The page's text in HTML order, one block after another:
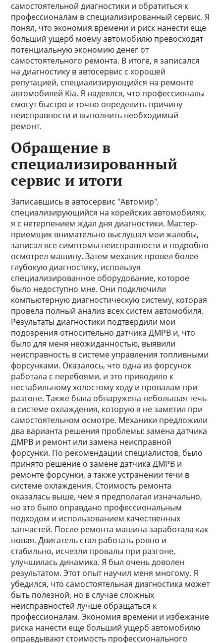
самостоятельной диагностики и обратиться к
профессионалам в специализированный сервис. Я
понял, что экономия времени и риск нанести еще
больший ущерб моему автомобилю превосходят
потенциальную экономию денег от
самостоятельного ремонта. В итоге, я записался
на диагностику в автосервис с хорошей
репутацией, специализирующийся на ремонте
автомобилей Kia. Я надеялся, что профессионалы
смогут быстро и точно определить причину
неисправности и выполнить необходимый
ремонт.
Обращение в
специализированный
сервис и итоги
Записавшись в автосервис "Автомир",
специализирующийся на корейских автомобилях,
я с нетерпением ждал дня диагностики. Мастер-
приемщик внимательно выслушал мои жалобы,
записал все симптомы неисправности и подробно
осмотрел машину. Затем механик провел более
глубокую диагностику, используя
специализированное оборудование, которое
было недоступно мне. Они подключили
компьютерную диагностическую систему, которая
провела полный анализ всех систем автомобиля.
Результаты диагностики подтвердили мои
подозрения относительно датчика ДМРВ и, что
было для меня неожиданностью, выявили
неисправность в системе управления топливными
форсунками. Оказалось, что одна из форсунок
работала с перебоями, и это приводило к
нестабильному холостому ходу и провалам при
разгоне. Также была обнаружена небольшая течь
в системе охлаждения, которую я не заметил при
самостоятельном осмотре. Механики предложили
два варианта решения проблемы: замена датчика
ДМРВ и ремонт или замена неисправной
форсунки. По рекомендации специалистов, было
принято решение о замене датчика ДМРВ и
ремонте форсунки, а также устранении течи в
системе охлаждения. Стоимость ремонта
оказалась выше, чем я предполагал изначально,
но это было оправдано профессиональным
подходом и использованием качественных
запчастей. После ремонта машина заработала как
новая. Двигатель стал работать ровно и
стабильно, исчезли провалы при разгоне,
улучшилась динамика. Я был очень доволен
результатом. Этот опыт научил меня многому. Я
убедился, что самостоятельная диагностика может
быть полезной, но в случае сложных
неисправностей лучше обращаться к
профессионалам. Экономия времени и избежание
риска нанести еще больший ущерб автомобилю
оправдывают стоимость профессионального